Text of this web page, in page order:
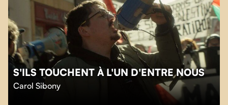
S'ILS TOUCHENT À L'UN D'ENTRE NOUS
Carol Sibony